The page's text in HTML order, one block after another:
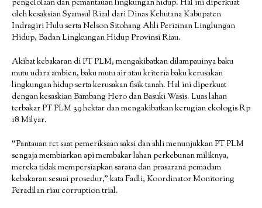
pengelolaan dan pemantauan lingkungan hidup. Hal ini diperkuat
oleh kesaksian Syamsul Rizal dari Dinas Kehutana Kabupaten
Indragiri Hulu serta Nelson Sitohang Ahli Perizinan Linglungan
Hidup, Badan Lingkungan Hidup Provinsi Riau.
Akibat kebakaran di PT PLM, mengakibatkan dilampauinya baku
mutu udara ambien, baku mutu air atau kriteria baku kerusakan
lingkungan hidup serta kerusakan fisik tanah. Hal ini diperkuat
dengan kesaskian Bambang Hero dan Basuki Wasis. Luas lahan
terbakar PT PLM 39 hektar dan mengakibatkan kerugian ekologis Rp
18 Milyar.
“Pantauan rct saat pemeriksaan saksi dan ahli menunjukkan PT PLM
sengaja membiarkan api membakar lahan perkebunan miliknya,
mereka tidak mempersiapkan sarana dan prasarana pemadam
kebakaran sesuai prosedur,” kata Fadli, Koordinator Monitoring
Peradilan riau corruption trial.